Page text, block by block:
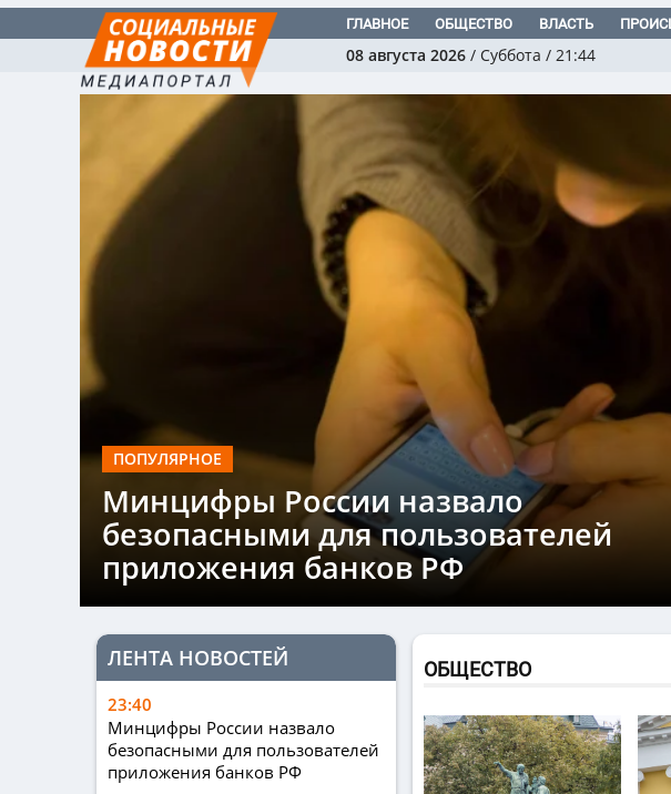
ГЛАВНОЕ ОБЩЕСТВО ВЛАСТЬ
08 августа 2026 / Суббота / 21:44
ПОПУЛЯРНОЕ
Минцифры России назвало
безопасными для пользователей
приложения банков РФ
ЛЕНТА НОВОСТЕЙ
23:40
Минцифры России назвало
безопасными для пользователей
приложения банков РФ
ОБЩЕСТВО